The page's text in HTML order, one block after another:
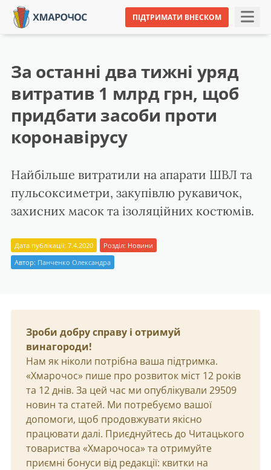
ПІДТРИМАТИ ВНЕСКОМ
За останні два тижні уряд
витратив 1 млрд грн, щоб
придбати засоби проти
коронавірусу
Найбільше витратили на апарати ШВЛ та
пульсоксиметри, закупівлю рукавичок,
захисних масок та ізоляційних костюмів.
Дата публікації: 7.4.2020 Розділ: Новини
Автор: Панченко Олександра
Зроби добру справу і отримуй
винагороди!
Нам як ніколи потрібна ваша підтримка.
«Хмарочос» пише про розвиток міст 12 років
та 12 днів. За цей час ми опублікували 29509
новин та статей. Ми потребуємо вашої
допомоги, щоб продовжувати якісно
працювати далі. Приєднуйтесь до Читацького
товариства «Хмарочоса» та отримуйте
приємні бонуси від редакції: квитки на